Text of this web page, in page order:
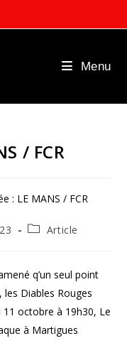
Menu
/ FCR
PostArticle
q’un seul point
Diables Rouges
octobre à 19h30, Le
à Martigues